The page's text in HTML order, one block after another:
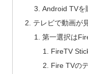
Android TVを
テレビで動画が
第一選択は
FireTV
Fire TVの